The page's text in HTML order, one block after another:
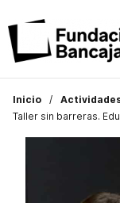
Inicio
Taller sin barreras.